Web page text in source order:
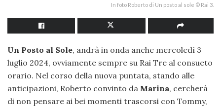
In foto Roberto di Un posto al sole © Rai 3.
Un Posto al Sole, andrà in onda anche mercoledì 3
luglio 2024, ovviamente sempre su Rai Tre al consueto
orario. Nel corso della nuova puntata, stando alle
anticipazioni, Roberto convinto da Marina, cercherà
di non pensare ai bei momenti trascorsi con Tommy,